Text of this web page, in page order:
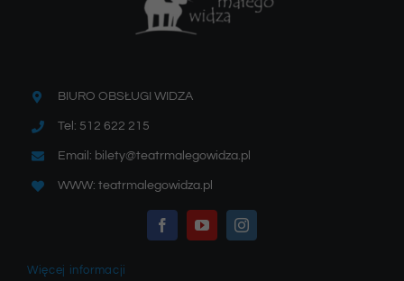
BIURO OBSŁUGI WIDZA
Tel: 512 622 215
Email: bilety@teatrmalegowidza.pl
WWW: teatrmalegowidza.pl
Więcej informacji